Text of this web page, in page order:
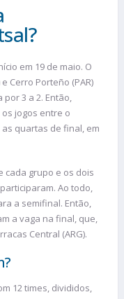
em 19 de maio. O
Cerro Porteño (PAR)
3 a 2. Então,
jogos entre o
quartas de final, em
cada grupo e os dois
Ao todo,
a semifinal. Então,
a vaga na final, que,
Central (ARG).
12 times, divididos,